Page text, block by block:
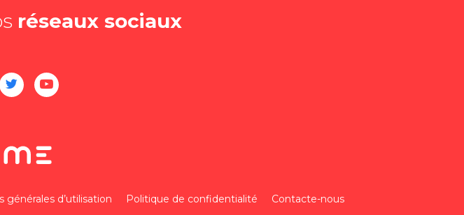
réseaux sociaux
générales d’utilisation Politique de confidentialité Contacte-nous